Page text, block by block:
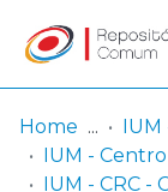
Communities
Log
In
(current)
Home